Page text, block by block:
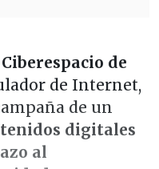
de
de Internet,
de un
digitales
al